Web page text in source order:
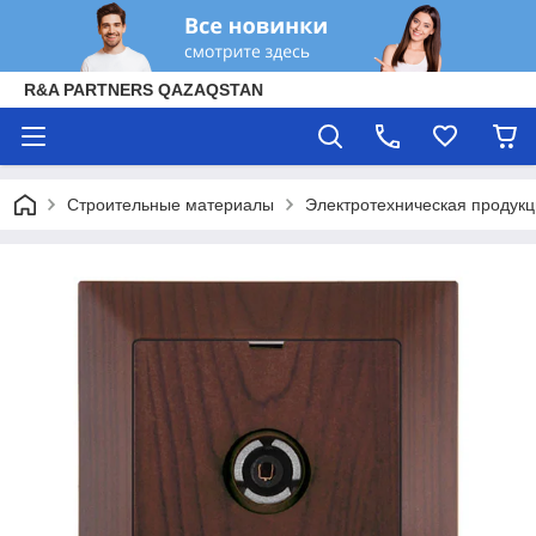
R&A PARTNERS QAZAQSTAN
Строительные материалы Электротехническая